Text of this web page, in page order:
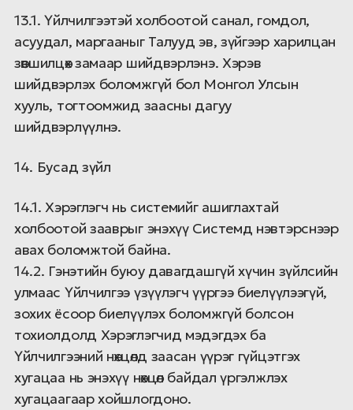
13.1. Үйлчилгээтэй холбоотой санал, гомдол,
асуудал, маргааныг Талууд эв, зүйгээр харилцан
зөвшилцөх замаар шийдвэрлэнэ. Хэрэв
шийдвэрлэх боломжгүй бол Монгол Улсын
хууль, тогтоомжид заасны дагуу
шийдвэрлүүлнэ.
14. Бусад зүйл
14.1. Хэрэглэгч нь системийг ашиглахтай
холбоотой зааврыг энэхүү Системд нэвтэрснээр
авах боломжтой байна.
14.2. Гэнэтийн буюу давагдашгүй хүчин зүйлсийн
улмаас Үйлчилгээ үзүүлэгч үүргээ биелүүлээгүй,
зохих ёсоор биелүүлэх боломжгүй болсон
тохиолдолд Хэрэглэгчид мэдэгдэх ба
Үйлчилгээний нөхцөлд заасан үүрэг гүйцэтгэх
хугацаа нь энэхүү нөхцөл байдал үргэлжлэх
хугацаагаар хойшлогдоно.